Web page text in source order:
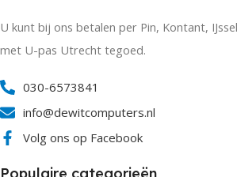
U kunt bij ons betalen per Pin, Kontant,
met U-pas Utrecht tegoed.
030-6573841
info@dewitcomputers.nl
Volg ons op Facebook